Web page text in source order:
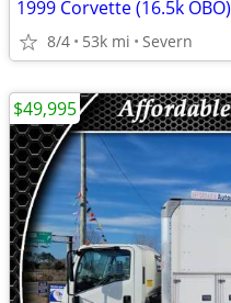
1999 Corvette (16.5k OBO)
8/4 53k mi Severn
$49,995